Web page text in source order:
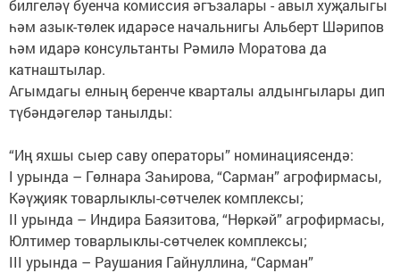
билгеләү буенча комиссия әгъзалары - авыл хуҗалыгы
һәм азык-төлек идарәсе начальнигы Альберт Шәрипов
һәм идарә консультанты Рәмилә Моратова да
катнаштылар.
Агымдагы елның беренче кварталы алдынгылары дип
түбәндәгеләр танылды:
“Иң яхшы сыер саву операторы” номинациясендә:
I урында – Гөлнара Заһирова, “Сарман” агрофирмасы,
Кәүҗияк товарлыклы-сөтчелек комплексы;
II урында – Индира Баязитова, “Нөркәй” агрофирмасы,
Юлтимер товарлыклы-сөтчелек комплексы;
III урында – Раушания Гайнуллина, “Сарман”